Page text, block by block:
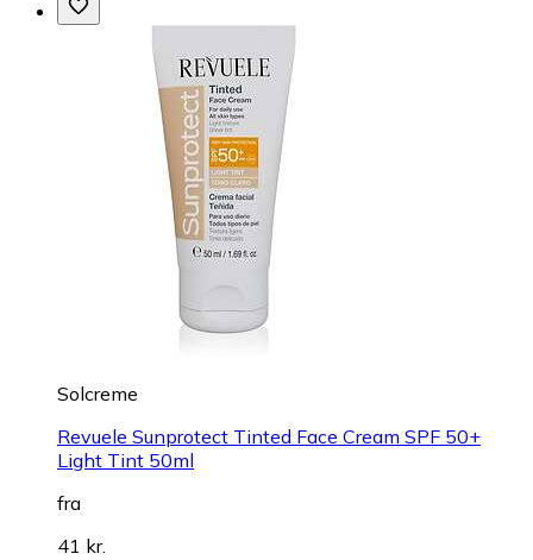
Solcreme
Revuele Sunprotect Tinted Face Cream SPF 50+
Light Tint 50ml
fra
41 kr.